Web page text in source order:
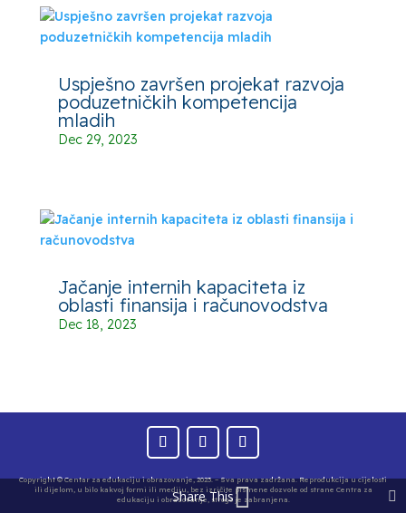
Uspješno završen projekat razvoja
poduzetničkih kompetencija
mladih
Dec 29, 2023
Jačanje internih kapaciteta iz
oblasti finansija i računovodstva
Dec 18, 2023
Copyright © Centar za edukaciju i obrazovanje, 2023. – Sva prava zadržana. Reprodukcija u cijelosti
ili dijelom, u bilo kakvoj formi ili mediju, bez izričite pismene dozvole od strane Centra za
edukaciju i obrazovanje, strogo je zabranjena.
Share This